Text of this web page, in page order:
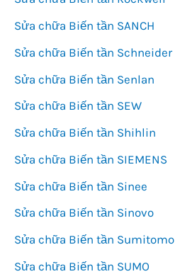
Sửa chữa Biến tần SANCH
Sửa chữa Biến tần Schneider
Sửa chữa Biến tần Senlan
Sửa chữa Biến tần SEW
Sửa chữa Biến tần Shihlin
Sửa chữa Biến tần SIEMENS
Sửa chữa Biến tần Sinee
Sửa chữa Biến tần Sinovo
Sửa chữa Biến tần Sumitomo
Sửa chữa Biến tần SUMO